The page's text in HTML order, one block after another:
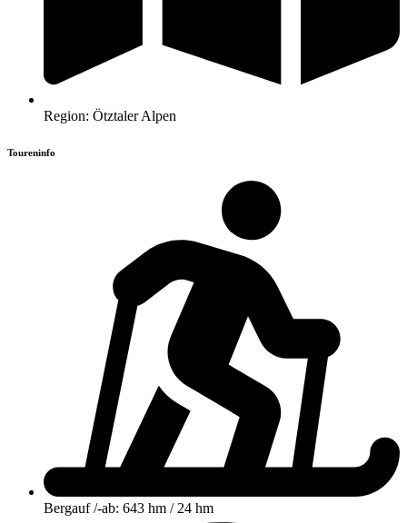
Region: Ötztaler Alpen
Toureninfo
Bergauf /-ab: 643 hm / 24 hm